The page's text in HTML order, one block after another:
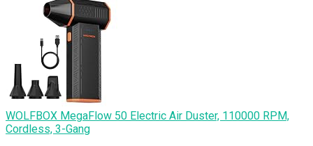
WOLFBOX MegaFlow 50 Electric Air Duster, 110000 RPM,
Cordless, 3-Gang